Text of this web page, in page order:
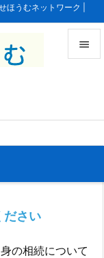

サイド


ほうむネットワーク |
ださい
の相続について